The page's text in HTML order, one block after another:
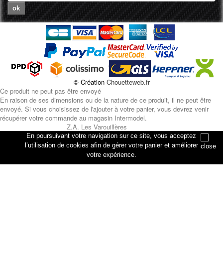
En poursuivant votre navigation sur ce site, vous acceptez
l’utilisation de cookies afin de gérer votre panier et améliorer
votre expérience.
ok
© Création Chouetteweb.fr
Ce produit ne peut pas être envoyé
En raison de ses dimensions ou de la nature de ce produit, il ne peut être
envoyé. Si vous choisissez de l'ajouter à votre panier, vous devrez venir
récupérer votre commande au magasin Intermodel.
Z.A. Les Varouillères
rue des artisans
76330 Petiville
Ajouter au panier